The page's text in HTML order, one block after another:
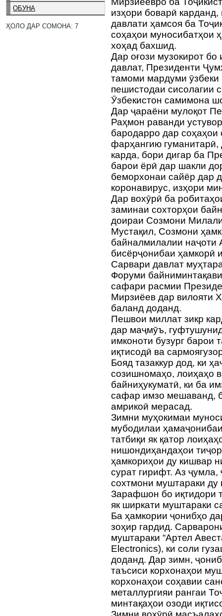
ОБУНА
ҲОЛО ДАР СОМОНА: 7
изҳори боварӣ
давлати ҳамсоя ба
соҳаҳои муносибатҳои
хоҳад бахшид.
Дар оғози музокирот
давлат, Президенти
тамоми мардуми
пешистодаи сисолагии
Ӯзбекистон самимона
Дар ҷараёни мулоқот
Раҳмон раванди
бародарро дар соҳаҳои
фарҳангию
карда, бори дигар ба
барои ёрӣ дар шакли
беморхонаи сайёр дар
коронавирус, изҳори
Дар вохӯрӣ ба
заминаи сохторҳои
доираи Созмони
Мустақил, Созмони
байналмилалии наҷоти
бисёрҷонибаи ҳамкорӣ
Сарвари давлат
Форуми
сафари расмии
Мирзиёев дар вилояти
баланд доданд.
Пешвои миллат зикр
дар маҷмӯъ,
имконоти бузург барои
иқтисодӣ ва
Бояд тазаккур дод, ки
созишномаҳо, лоиҳаҳо
байниҳукуматӣ, ки ба
сафар имзо мешаванд,
амрикоӣ мерасад.
Зимни муҳокимаи
мубодилаи
татбиқи як қатор
нишондиҳандаҳои
ҳамкориҳои ду кишвар
сурат гирифт. Аз
сохтмони муштараки ду
Зарафшон бо иқтидори
як ширкати муштараки
Ба ҳамкории ҷонибҳо
зоҳир гардид.
муштараки “Артел
Electronics), ки соли
доданд. Дар зимн,
таъсиси корхонаҳои
корхонаҳои соҳавии
металлургияи рангаи
минтақаҳои озоди